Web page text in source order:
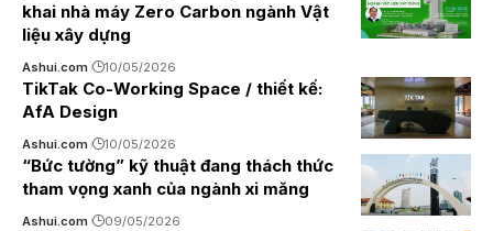
khai nhà máy Zero Carbon ngành Vật
liệu xây dựng
Ashui.com 10/05/2026
TikTak Co-Working Space / thiết kế:
AfA Design
Ashui.com 10/05/2026
“Bức tường” kỹ thuật đang thách thức
tham vọng xanh của ngành xi măng
Ashui.com 09/05/2026